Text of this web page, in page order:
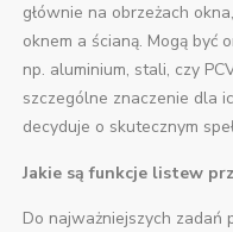
głównie na obrzeżach
oknem a ścianą. Mogą być
np. aluminium, stali, czy
szczególne znaczenie dla
decyduje o skutecznym
Jakie są funkcje listew
Do najważniejszych zadań